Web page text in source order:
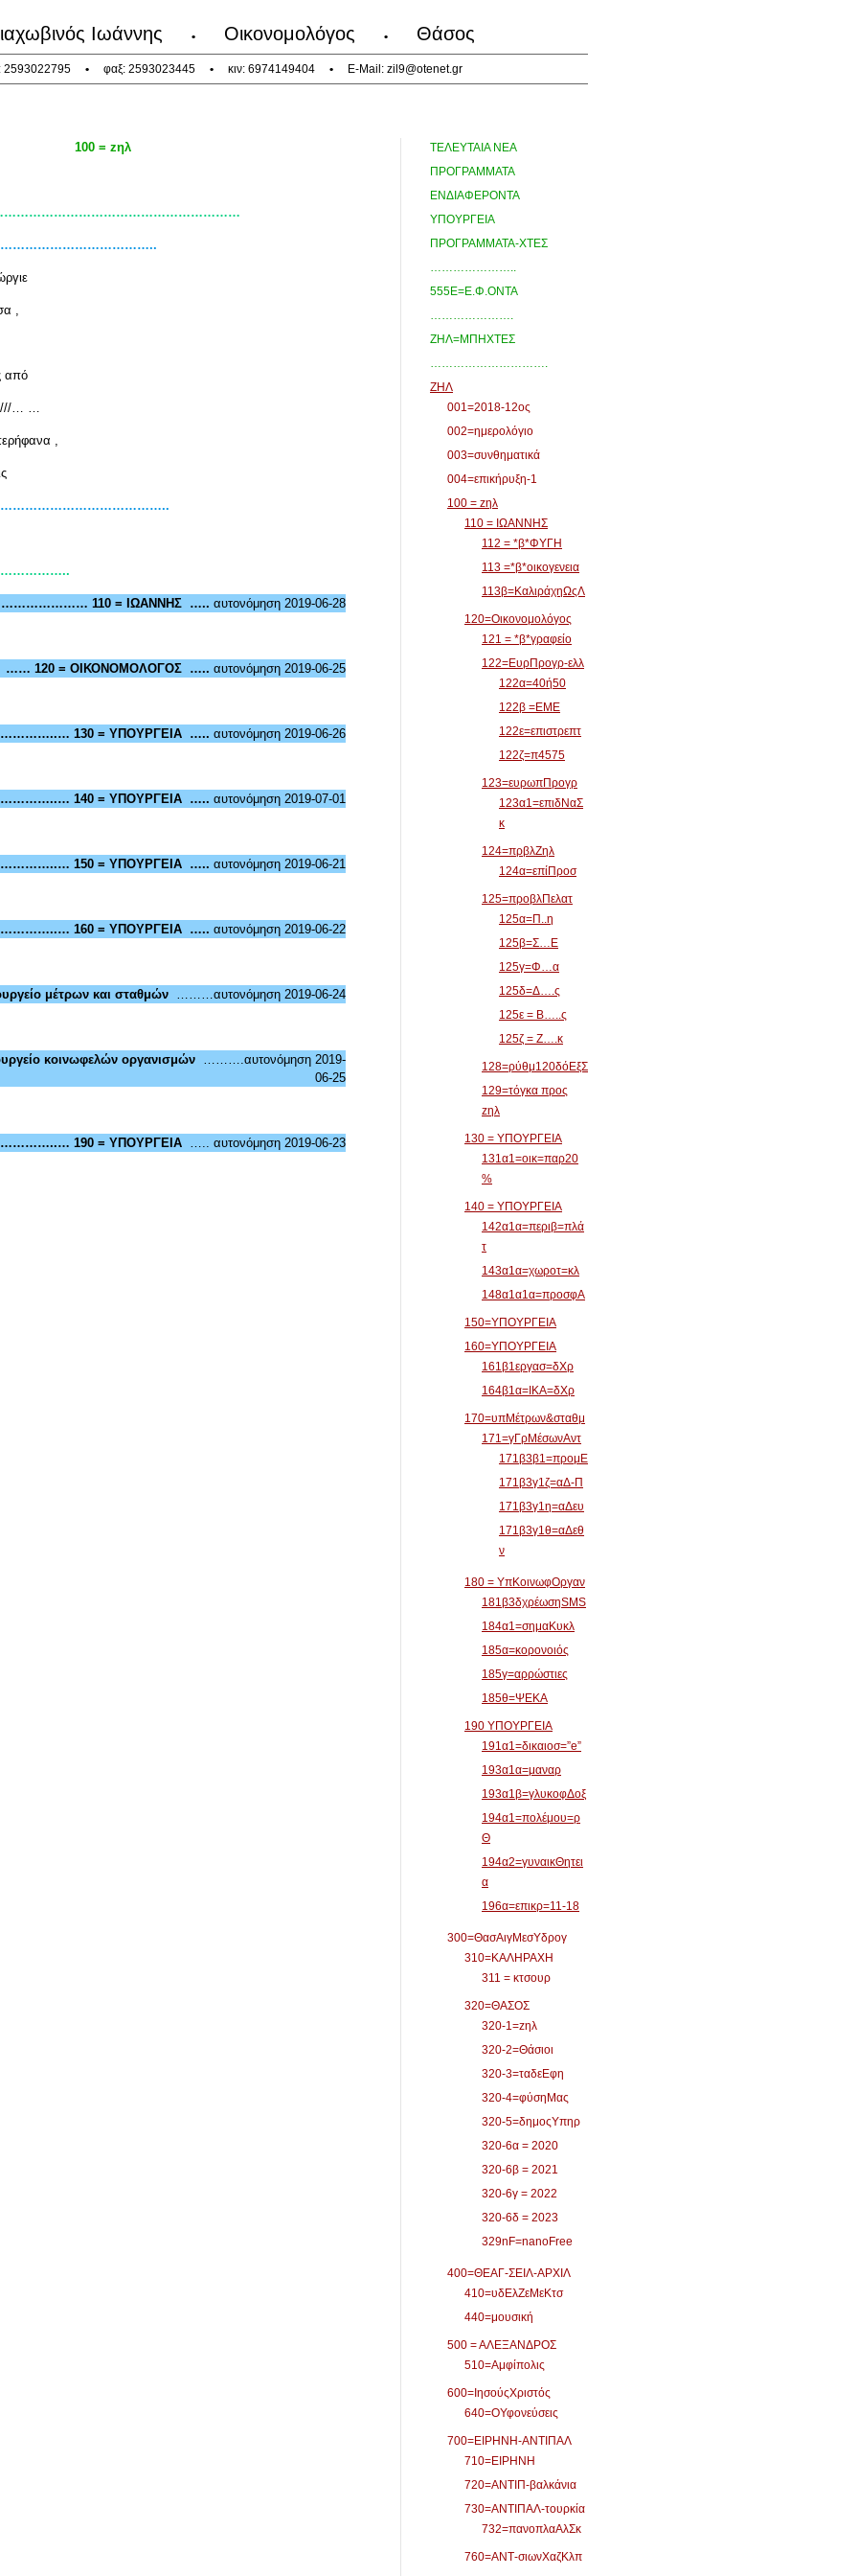
Ιωάννης • Οικονομολόγος • Θάσος
2593022795 • φαξ: 2593023445 • κιν: 6974149404 • E-Mail: zil9@otenet.gr
100 = zηλ
,
από
… …
,
………………… 110 = ΙΩΑΝΝΗΣ ….. αυτονόμηση 2019-06-28
…… 120 = ΟΙΚΟΝΟΜΟΛΟΓΟΣ ….. αυτονόμηση 2019-06-25
130 = ΥΠΟΥΡΓΕΙΑ ….. αυτονόμηση 2019-06-26
140 = ΥΠΟΥΡΓΕΙΑ ….. αυτονόμηση 2019-07-01
150 = ΥΠΟΥΡΓΕΙΑ ….. αυτονόμηση 2019-06-21
160 = ΥΠΟΥΡΓΕΙΑ ….. αυτονόμηση 2019-06-22
μέτρων και σταθμών ………αυτονόμηση 2019-06-24
κοινωφελών οργανισμών ……….αυτονόμηση 2019-
06-25
190 = ΥΠΟΥΡΓΕΙΑ ….. αυτονόμηση 2019-06-23
ΤΕΛΕΥΤΑΙΑ ΝΕΑ
ΠΡΟΓΡΑΜΜΑΤΑ
ΕΝΔΙΑΦΕΡΟΝΤΑ
ΥΠΟΥΡΓΕΙΑ
ΠΡΟΓΡΑΜΜΑΤΑ-ΧΤΕΣ
…………………..
555Ε=Ε.Φ.ΟΝΤΑ
………………….
ΖΗΛ=ΜΠΗΧΤΕΣ
………………………….
ΖΗΛ
001=2018-12ος
002=ημερολόγιο
003=συνθηματικά
004=επικήρυξη-1
100 = zηλ
110 = ΙΩΑΝΝΗΣ
112 = *β*ΦΥΓΗ
113 =*β*οικογενεια
113β=ΚαλιράχηΩςΛ
120=Οικονομολόγος
121 = *β*γραφείο
122=ΕυρΠρογρ-ελλ
122α=40ή50
122β =ΕΜΕ
122ε=επιστρεπτ
122ζ=π4575
123=ευρωπΠρογρ
123α1=επιδΝαΣ
κ
124=πρβλΖηλ
124α=επίΠροσ
125=προβλΠελατ
125α=Π..η
125β=Σ…Ε
125γ=Φ…α
125δ=Δ….ς
125ε = Β…..ς
125ζ = Ζ….κ
128=ρύθμ120δόΕξΣ
129=τόγκα προς
zηλ
130 = ΥΠΟΥΡΓΕΙΑ
131α1=οικ=παρ20
%
140 = ΥΠΟΥΡΓΕΙΑ
142α1α=περιβ=πλά
τ
143α1α=χωροτ=κλ
148α1α1α=προσφΑ
150=ΥΠΟΥΡΓΕΙΑ
160=ΥΠΟΥΡΓΕΙΑ
161β1εργασ=δΧρ
164β1α=ΙΚΑ=δΧρ
170=υπΜέτρων&σταθμ
171=γΓρΜέσωνΑντ
171β3β1=προμΕ
171β3γ1ζ=αΔ-Π
171β3γ1η=αΔευ
171β3γ1θ=αΔεθ
ν
180 = ΥπΚοινωφΟργαν
181β3δχρέωσηSMS
184α1=σημαΚυκλ
185α=κορονοιός
185γ=αρρώστιες
185θ=ΨΕΚΑ
190 ΥΠΟΥΡΓΕΙΑ
191α1=δικαιοσ=”e”
193α1α=μαναρ
193α1β=γλυκοφΔοξ
194α1=πολέμου=ρ
Θ
194α2=γυναικΘητει
α
196α=επικρ=11-18
300=ΘασΑιγΜεσΥδρογ
310=ΚΑΛΗΡΑΧΗ
311 = κτσουρ
320=ΘΑΣΟΣ
320-1=zηλ
320-2=Θάσιοι
320-3=ταδεΕφη
320-4=φύσηΜας
320-5=δημοςΥπηρ
320-6α = 2020
320-6β = 2021
320-6γ = 2022
320-6δ = 2023
329nF=nanoFree
400=ΘΕΑΓ-ΣΕΙΛ-ΑΡΧΙΛ
410=υδΕλΖεΜεΚτσ
440=μουσική
500 = ΑΛΕΞΑΝΔΡΟΣ
510=Αμφίπολις
600=ΙησούςΧριστός
640=ΟΥφονεύσεις
700=ΕΙΡΗΝΗ-ΑΝΤΙΠΑΛ
710=ΕΙΡΗΝΗ
720=ΑΝΤΙΠ-βαλκάνια
730=ΑΝΤΙΠΑΛ-τουρκία
732=πανοπλαΑλΣκ
760=ΑΝΤ-σιωνΧαζΚλπ